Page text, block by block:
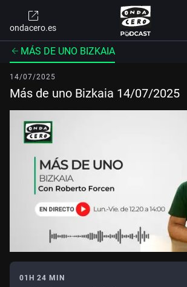
ondacero.es
MÁS DE UNO BIZKAIA
14/07/2025
Más de uno Bizkaia 14/07/2025
01H 24 MIN